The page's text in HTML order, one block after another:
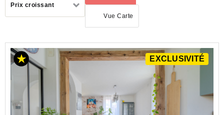
Prix croissant
Vue Carte
ACHAT
MAISON
RHIN
(68)
EXCLUSIVITÉ